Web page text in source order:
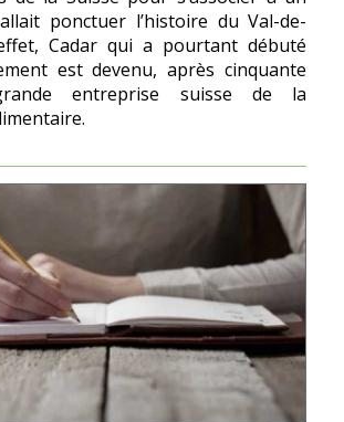
ponctuer l’histoire du Val-de-
Cadar qui a pourtant débuté
est devenu, après cinquante
entreprise suisse de la